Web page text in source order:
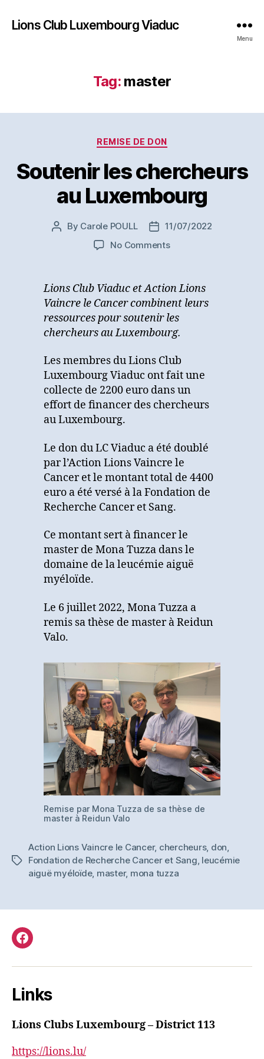
Lions Club Luxembourg Viaduc
Menu
Tag: master
Categories
REMISE DE DON
Soutenir les chercheurs
au Luxembourg
Post
By Carole POULL
Post11/07/2022
No Commentson
chercheurs
Luxembourg
Lions Club Viaduc et Action Lions
Vaincre le Cancer combinent leurs
ressources pour soutenir les
chercheurs au Luxembourg.
Les membres du Lions Club
Luxembourg Viaduc ont fait une
collecte de 2200 euro dans un
effort de financer des chercheurs
au Luxembourg.
Le don du LC Viaduc a été doublé
par l’Action Lions Vaincre le
Cancer et le montant total de 4400
euro a été versé à la Fondation de
Recherche Cancer et Sang.
Ce montant sert à financer le
master de Mona Tuzza dans le
domaine de la leucémie aiguë
myéloïde.
Le 6 juillet 2022, Mona Tuzza a
remis sa thèse de master à Reidun
Valo.
Remise par Mona Tuzza de sa thèse de
master à Reidun Valo
Tags
Action Lions Vaincre le Cancer, chercheurs, don
Fondation de Recherche Cancer et Sang leucémie
aiguë myéloïde, master, mona tuzza
Facebook
Links
Lions Clubs Luxembourg – District 113
https://lions.lu/